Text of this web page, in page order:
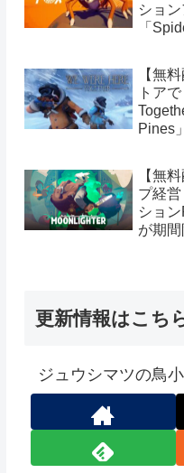
ショ
「
【無
トア
Pines
【無
プ経
ショ
が期
更新情報はこち
ジュウシマツの鳥